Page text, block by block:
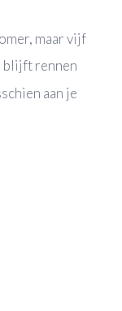
maar vijf
blijft rennen
aan je